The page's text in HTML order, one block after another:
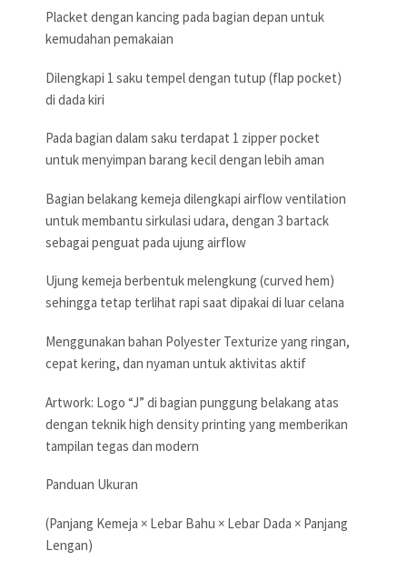
Placket dengan kancing pada bagian depan untuk
kemudahan pemakaian
Dilengkapi 1 saku tempel dengan tutup (flap pocket)
di dada kiri
Pada bagian dalam saku terdapat 1 zipper pocket
untuk menyimpan barang kecil dengan lebih aman
Bagian belakang kemeja dilengkapi airflow ventilation
untuk membantu sirkulasi udara, dengan 3 bartack
sebagai penguat pada ujung airflow
Ujung kemeja berbentuk melengkung (curved hem)
sehingga tetap terlihat rapi saat dipakai di luar celana
Menggunakan bahan Polyester Texturize yang ringan,
cepat kering, dan nyaman untuk aktivitas aktif
Artwork: Logo “J” di bagian punggung belakang atas
dengan teknik high density printing yang memberikan
tampilan tegas dan modern
Panduan Ukuran
(Panjang Kemeja × Lebar Bahu × Lebar Dada × Panjang
Lengan)